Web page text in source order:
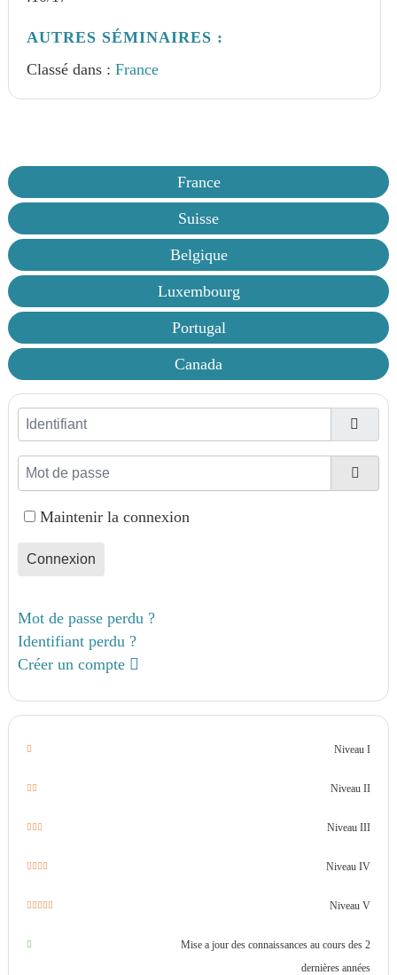
AUTRES SÉMINAIRES :
Classé dans : France
France
Suisse
Belgique
Luxembourg
Portugal
Canada
Identifiant
Mot de passe
Maintenir la connexion
Connexion
Mot de passe perdu ?
Identifiant perdu ?
Créer un compte
Niveau I
Niveau II
Niveau III
Niveau IV
Niveau V
Mise a jour des connaissances au cours des 2
dernières années